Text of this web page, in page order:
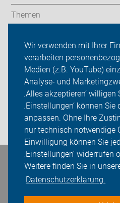
Wir verwenden mit Ihrer
verarbeiten
Medien (z.B. YouTube)
Analyse- und
‚Alles akzeptieren‘ willigen
‚Einstellungen‘ können Sie
anpassen. Ohne Ihre
nur technisch notwendige
Einwilligung können Sie
‚Einstellungen‘ widerrufen
Weitere finden Sie in
Datenschutzerklärung.
Themen
Rad-Touren
Über uns
Sei dabei
Login
Bleiben Sie in Kontakt